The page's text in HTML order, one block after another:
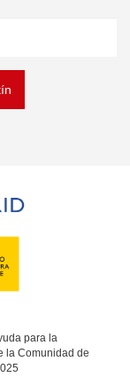
para la
la Comunidad de